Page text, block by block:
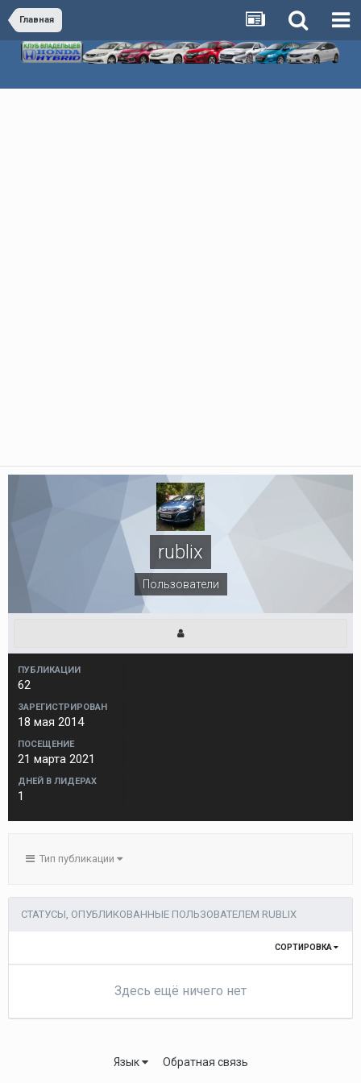
Главная
rublix
Пользователи
ПУБЛИКАЦИИ
62
ЗАРЕГИСТРИРОВАН
18 мая 2014
ПОСЕЩЕНИЕ
21 марта 2021
ДНЕЙ В ЛИДЕРАХ
1
Тип публикации
СТАТУСЫ, ОПУБЛИКОВАННЫЕ ПОЛЬЗОВАТЕЛЕМ RUBLIX
СОРТИРОВКА
Здесь ещё ничего нет
Язык Обратная связь